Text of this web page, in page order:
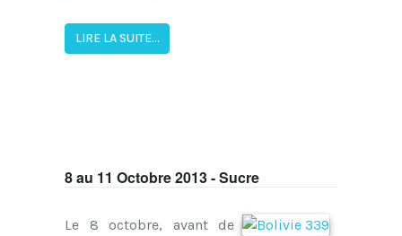
LIRE LA SUITE...
8 au 11 Octobre 2013 - Sucre
Le 8 octobre, avant de